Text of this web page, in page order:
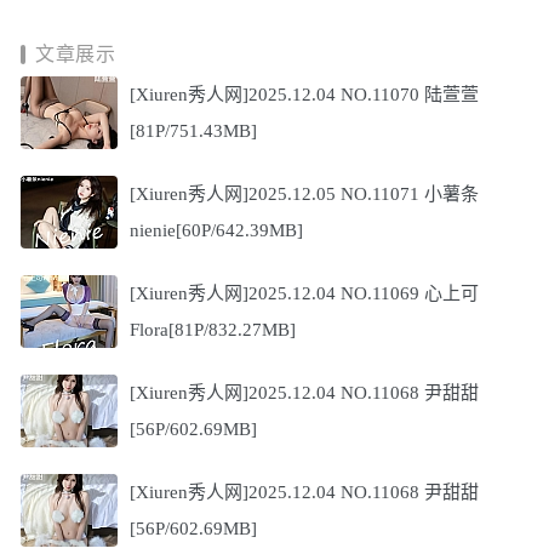
文章展示
[Xiuren秀人网]2025.12.04 NO.11070 陆萱萱
[81P/751.43MB]
[Xiuren秀人网]2025.12.05 NO.11071 小薯条
nienie[60P/642.39MB]
[Xiuren秀人网]2025.12.04 NO.11069 心上可
Flora[81P/832.27MB]
[Xiuren秀人网]2025.12.04 NO.11068 尹甜甜
[56P/602.69MB]
[Xiuren秀人网]2025.12.04 NO.11068 尹甜甜
[56P/602.69MB]